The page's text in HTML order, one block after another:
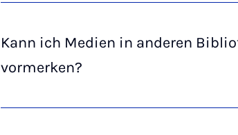
Kann ich Medien in anderen
vormerken?